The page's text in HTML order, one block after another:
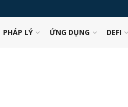
PHÁP LÝ ỨNG DỤNG DEFI